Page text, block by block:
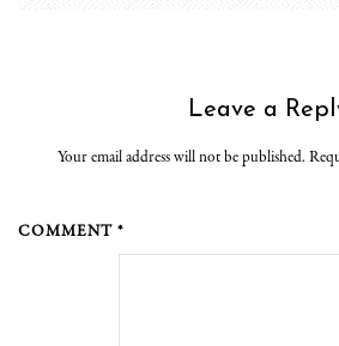
Leave a
Your email address will not be published.
COMMENT *